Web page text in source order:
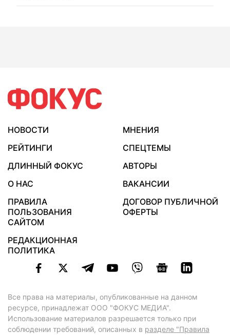
НОВОСТИ
МНЕНИЯ
РЕЙТИНГИ
СПЕЦТЕМЫ
ДЛИННЫЙ ФОКУС
АВТОРЫ
О НАС
ВАКАНСИИ
ПРАВИЛА
ПОЛЬЗОВАНИЯ
САЙТОМ
ДОГОВОР ПУБЛИЧНОЙ
ОФЕРТЫ
РЕДАКЦИОННАЯ
ПОЛИТИКА
Все права на материалы, опубликованные на данном
ресурсе, принадлежат ООО "ФОКУС МЕДИА".
Использование материалов разрешается только при
соблюдении требований, описанных в разделе "Правила